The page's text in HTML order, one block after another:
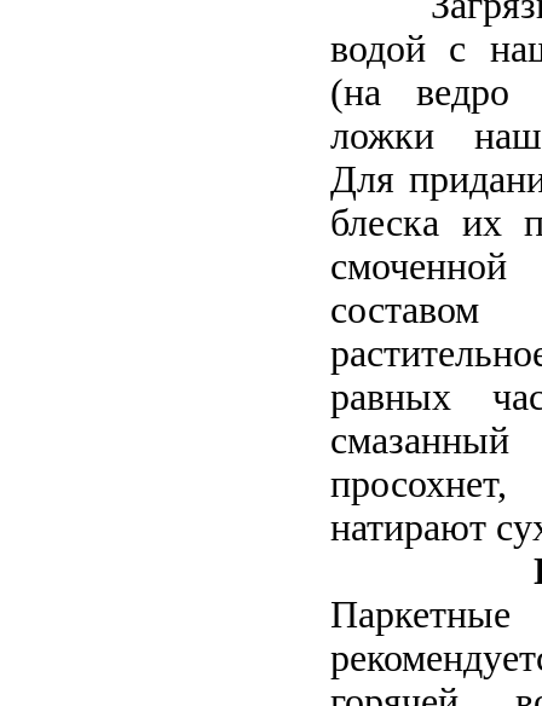
водой с
(на ведро
ложки
Для
блеска их
равных
натирают